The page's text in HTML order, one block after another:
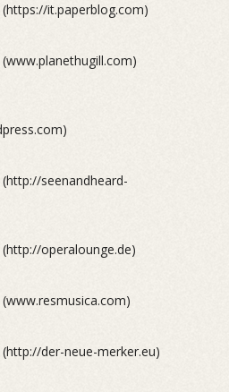
it.paperblog.com)
seenandheard-
operalounge.de)
der-neue-merker.eu)